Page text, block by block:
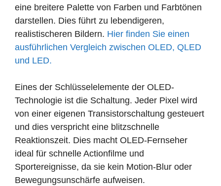
eine breitere Palette von Farben und Farbtönen
darstellen. Dies führt zu lebendigeren,
realistischeren Bildern. Hier finden Sie einen
ausführlichen Vergleich zwischen OLED, QLED
und LED.
Eines der Schlüsselelemente der OLED-
Technologie ist die Schaltung. Jeder Pixel wird
von einer eigenen Transistorschaltung gesteuert
und dies verspricht eine blitzschnelle
Reaktionszeit. Dies macht OLED-Fernseher
ideal für schnelle Actionfilme und
Sportereignisse, da sie kein Motion-Blur oder
Bewegungsunschärfe aufweisen.